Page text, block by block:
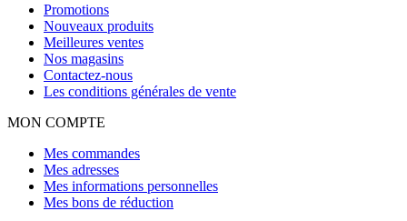
Promotions
Nouveaux produits
Meilleures ventes
Nos magasins
Contactez-nous
Les conditions générales de vente
MON COMPTE
Mes commandes
Mes adresses
Mes informations personnelles
Mes bons de réduction